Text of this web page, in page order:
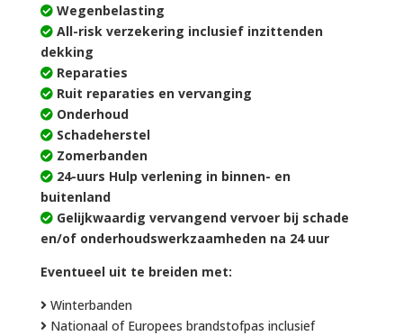
Wegenbelasting
All-risk verzekering inclusief inzittenden
dekking
Reparaties
Ruit reparaties en vervanging
Onderhoud
Schadeherstel
Zomerbanden
24-uurs Hulp verlening in binnen- en
buitenland
Gelijkwaardig vervangend vervoer bij schade
en/of onderhoudswerkzaamheden na 24 uur
Eventueel uit te breiden met:
Winterbanden
Nationaal of Europees brandstofpas inclusief